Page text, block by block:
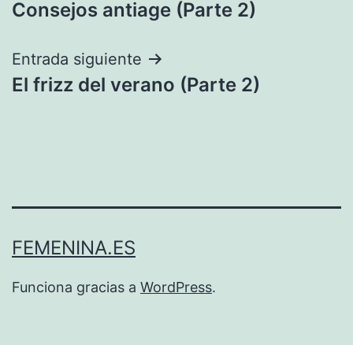
de
entradas
Consejos antiage (Parte 2)
Entrada siguiente
El frizz del verano (Parte 2)
FEMENINA.ES
Funciona gracias a WordPress.